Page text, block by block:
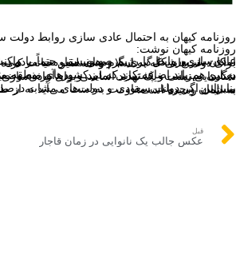
روزنامه کیهان به احتمال عادی سازی روابط دولت
روزنامه کیهان نوشت:
عادی‌سازی روابط با رژیم صهیونیستی حتماً با واکنش شدید مواجه می‌شود. علاوه‌بر آن وجود سازمان‌های انقلابی در سطح منطقه و امکان سریع شکل‌گیری گروه‌های مقاومت مردمی نظیر گروه جوان «عرین الاسود» در کرانه باختری، می‌تواند یک
به این هم باید اضافه کرد که در کشورهای منطقه مثلاً در عراق، گروه‌های شناخته‌ای هستند که می‌توانند گروه‌های مقاومت را در کشور دیگری میزبانی و پشتیبانی نمایند و پدیدآورنده‌ وضعیتی باشند. کما
بنابراین اگر دولت سعودی و دولت‌های مشابه درصدد دستیابی به امنیت پایدار هستند، این امنیت از طریق برادری میان آنها و ملت‌های مسلمان و جریانات مقاومت به‌دست می‌آید نه از طریق اتصال و ارتباط با دشمنان اسلام و مسلمین که ناتوانی و رو به زوال بودن آنان به اثبات رسیده است.
قبل
عکس جالب یک نانوایی در زمان قاجار